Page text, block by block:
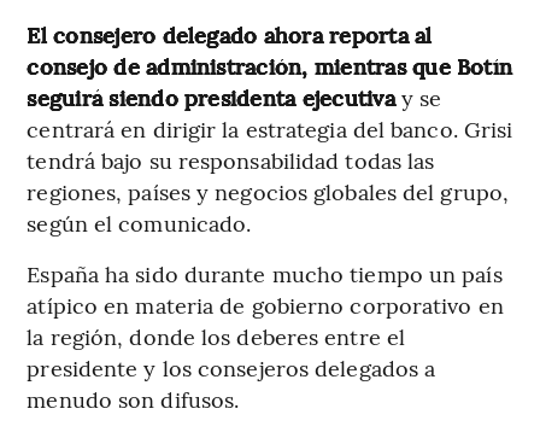
El consejero delegado ahora reporta al
consejo de administración, mientras que Botín
seguirá siendo presidenta ejecutivay se
centrará en dirigir la estrategia del banco. Grisi
tendrá bajo su responsabilidad todas las
regiones, países y negocios globales del grupo,
según el comunicado.
España ha sido durante mucho tiempo un país
atípico en materia de gobierno corporativo en
la región, donde los deberes entre el
presidente y los consejeros delegados a
menudo son difusos.